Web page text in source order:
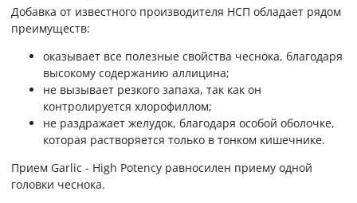
Добавка от известного производителя НСП обладает рядом
преимуществ:
оказывает все полезные свойства чеснока, благодаря
высокому содержанию аллицина;
не вызывает резкого запаха, так как он
контролируется хлорофиллом;
не раздражает желудок, благодаря особой оболочке,
которая растворяется только в тонком кишечнике.
Прием Garlic - High Potency равносилен приему одной
головки чеснока.